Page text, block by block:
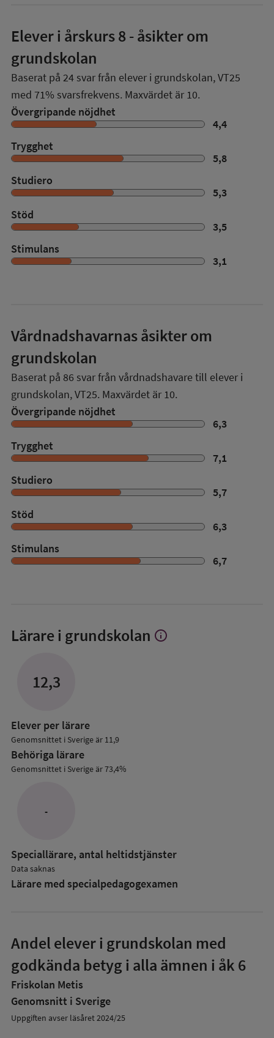
Elever i årskurs 8- åsikter om
grundskolan
Baserat på 24 svar från elever i grundskolan,VT25
med 71% svarsfrekvens. Maxvärdet är 10.
Övergripande nöjdhet
4,4
Trygghet
5,8
Studiero
5,3
Stöd
3,5
Stimulans
3,1
Vårdnadshavarnas åsikter om
grundskolan
Baserat på 86 svar från vårdnadshavare till elever i
grundskolan,VT25. Maxvärdet är 10.
Övergripande nöjdhet
6,3
Trygghet
7,1
Studiero
5,7
Stöd
6,3
Stimulans
6,7
Lärare i grundskolan Visa
info
12,3
Elever per lärare
Genomsnittet i Sverige är 11,9
Behöriga lärare
Genomsnittet i Sverige är 73,4%
-
Speciallärare, antal heltidstjänster
Data saknas
Lärare med specialpedagog­examen
Andel elever i grundskolan med
godkända betyg i alla ämnen i åk 6
Friskolan Metis
Genomsnitt i Sverige
Uppgiften avser läsåret 2024/25